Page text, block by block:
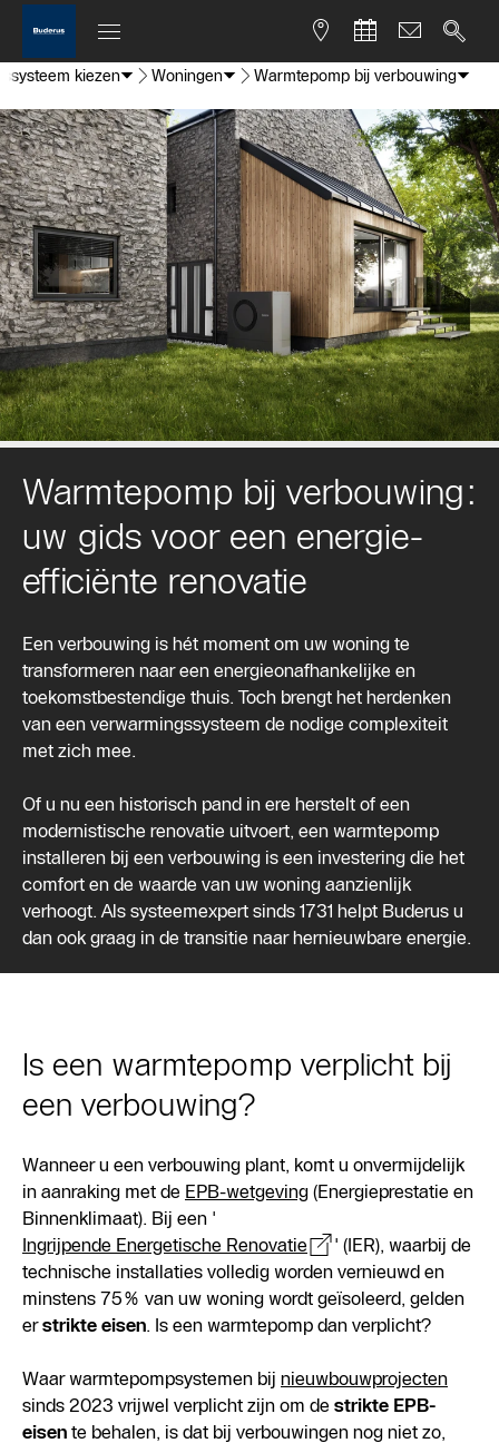
kiezen Woningen Warmtepomp bij verbouwing
Warmtepomp bij verbouwing:
uw gids voor een energie-
efficiënte renovatie
Een verbouwing is hét moment om uw woning te
transformeren naar een energieonafhankelijke en
toekomstbestendige thuis. Toch brengt het herdenken
van een verwarmingssysteem de nodige complexiteit
met zich mee.
Of u nu een historisch pand in ere herstelt of een
modernistische renovatie uitvoert, een warmtepomp
installeren bij een verbouwing is een investering die het
comfort en de waarde van uw woning aanzienlijk
verhoogt. Als systeemexpert sinds 1731 helpt Buderus u
dan ook graag in de transitie naar hernieuwbare energie.
Is een warmtepomp verplicht bij
een verbouwing?
Wanneer u een verbouwing plant, komt u onvermijdelijk
in aanraking met de EPB-wetgeving (Energieprestatie en
Binnenklimaat). Bij een '
Ingrijpende Energetische Renovatie
' (IER), waarbij de
technische installaties volledig worden vernieuwd en
minstens 75% van uw woning wordt geïsoleerd, gelden
erstrikte eisen. Is een warmtepomp dan verplicht?
Waar warmtepompsystemen bij nieuwbouwprojecten
sinds 2023 vrijwel verplicht zijn om de strikte EPB-
eisen te behalen, is dat bij verbouwingen nog niet zo,